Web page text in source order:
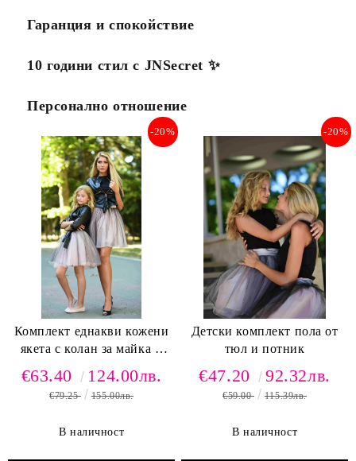
Гаранция и спокойствие
10 години стил с JNSecret ✨️
Персонално отношение
Комплект еднакви кожени
якета с колан за майка и
-20%
€63.40 124.00лв.
€79.25 155.00лв.
В наличност
Детски комплект пола от
тюл и потник
-20%
€47.20 92.32лв.
€59.00 115.39лв.
В наличност